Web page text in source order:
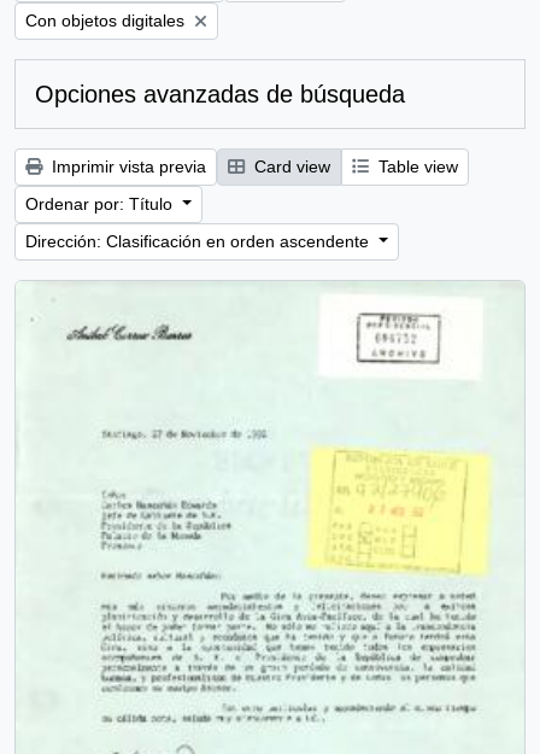
Remove filter:
Con objetos digitales
Opciones avanzadas de búsqueda
Imprimir vista previa Card view
Table view
Ordenar por: Título
Dirección: Clasificación en orden ascendente